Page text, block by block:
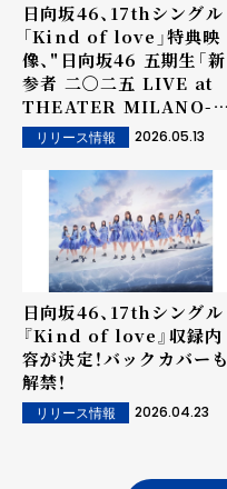
日向坂46、17thシングル
「Kind of love」特典映
像、"日向坂46 五期生「新
参者 二〇二五 LIVE at
THEATER MILANO-
Za」"のダイジェスト映像
公開！
リリース情報 2026.05.13
日向坂46、17thシングル
『Kind of love』収録内
容が決定！バックカバーも
解禁！
リリース情報 2026.04.23